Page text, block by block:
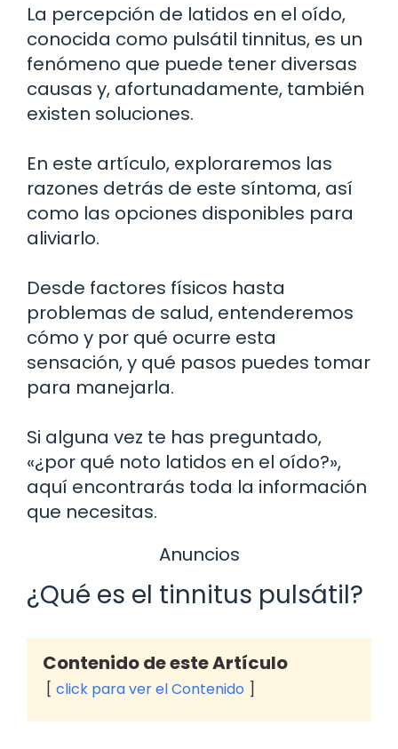
La percepción de latidos en el oído,
conocida como pulsátil tinnitus, es un
fenómeno que puede tener diversas
causas y, afortunadamente, también
existen soluciones.
En este artículo, exploraremos las
razones detrás de este síntoma, así
como las opciones disponibles para
aliviarlo.
Desde factores físicos hasta
problemas de salud, entenderemos
cómo y por qué ocurre esta
sensación, y qué pasos puedes tomar
para manejarla.
Si alguna vez te has preguntado,
«¿por qué noto latidos en el oído?»,
aquí encontrarás toda la información
que necesitas.
Anuncios
¿Qué es el tinnitus pulsátil?
Contenido de este Artículo
click para ver el Contenido